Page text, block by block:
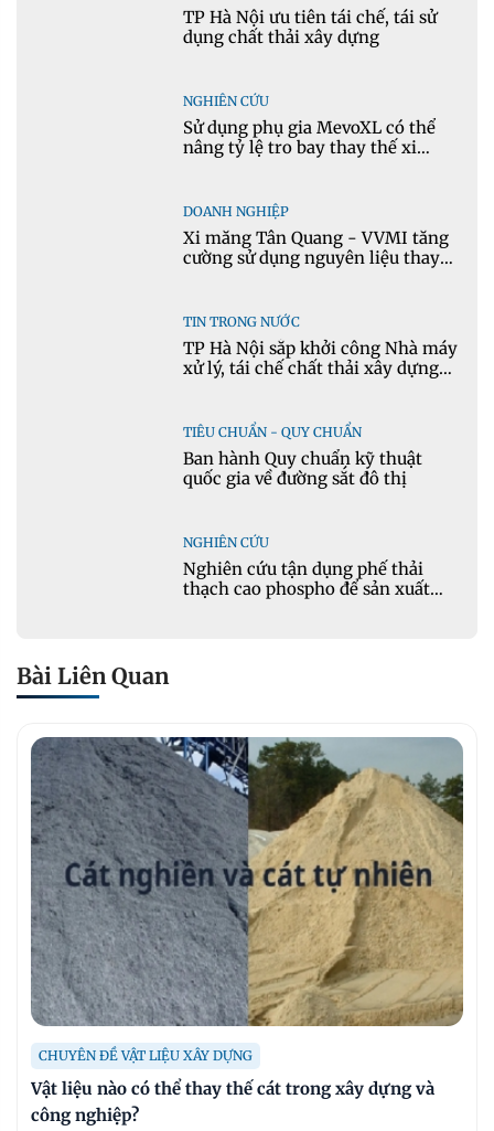
TP Hà Nội ưu tiên tái chế, tái sử
dụng chất thải xây dựng
NGHIÊN CỨU
Sử dụng phụ gia MevoXL có thể
nâng tỷ lệ tro bay thay thế xi
DOANH NGHIỆP
Xi măng Tân Quang - VVMI tăng
cường sử dụng nguyên liệu thay
TIN TRONG NƯỚC
TP Hà Nội sắp khởi công Nhà máy
xử lý, tái chế chất thải xây dựng
TIÊU CHUẨN - QUY CHUẨN
Ban hành Quy chuẩn kỹ thuật
quốc gia về đường sắt đô thị
NGHIÊN CỨU
Nghiên cứu tận dụng phế thải
thạch cao phospho để sản xuất
Bài Liên Quan
CHUYÊN ĐỀ VẬT LIỆU XÂY DỰNG
Vật liệu nào có thể thay thế cát trong xây dựng và
công nghiệp?